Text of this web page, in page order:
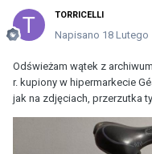
TORRICELLI
Napisano 18 Lutego
Odświeżam wątek z
r. kupiony w hipermarkecie
jak na zdjęciach, przerzutka